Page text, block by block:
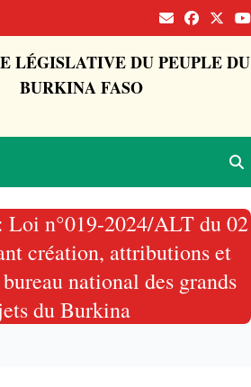
LÉGISLATIVE DU PEUPLE DU
BURKINA FASO
n°019-2024/ALT du 02
création, attributions et
national des grands
du Burkina